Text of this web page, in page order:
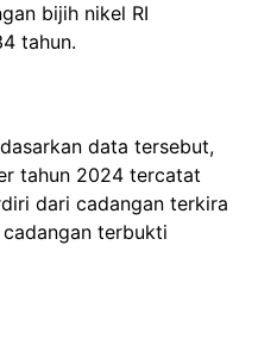
bijih nikel RI
tahun.
data tersebut,
tahun 2024 tercatat
dari cadangan terkira
terbukti